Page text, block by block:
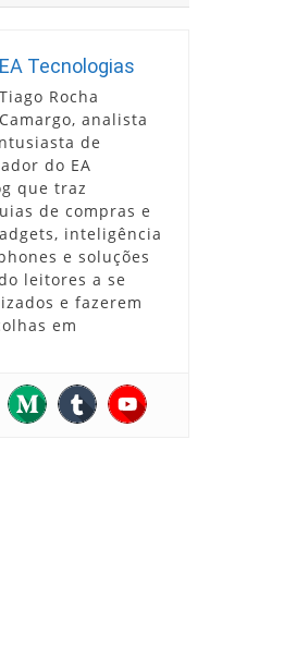
EA Tecnologias
Tiago Rocha
Camargo, analista
de
do EA
que traz
de compras e
inteligência
e soluções
leitores a se
e fazerem
em